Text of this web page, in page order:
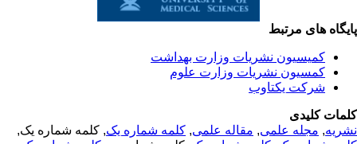
های مرتبط
کمیسیون نشریات وزارت بهداشت
کمسیون نشریات وزارت علوم
شرکت یکتاوب
کلیدی
,مجله علمی, مقاله علمی, کلمه شماره یک, کلمه شماره یک,